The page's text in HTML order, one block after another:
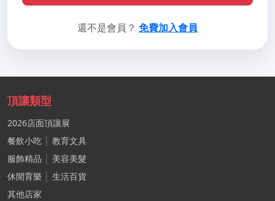
還不是會員？ 免費加入會員
頂讓類型
2026店面頂讓展
餐飲小吃
教育文具
服飾精品
美容美髮
休閒育樂
生活百貨
其他店家